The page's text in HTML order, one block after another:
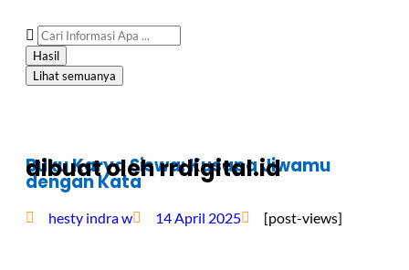
Hasil
Lihat semuanya
Buku Karya Siswa: Kusapa Jiwamu
dengan Kata
hesty indra w 14 April 2025 [post-views]
dibuat oleh rrdigital.id